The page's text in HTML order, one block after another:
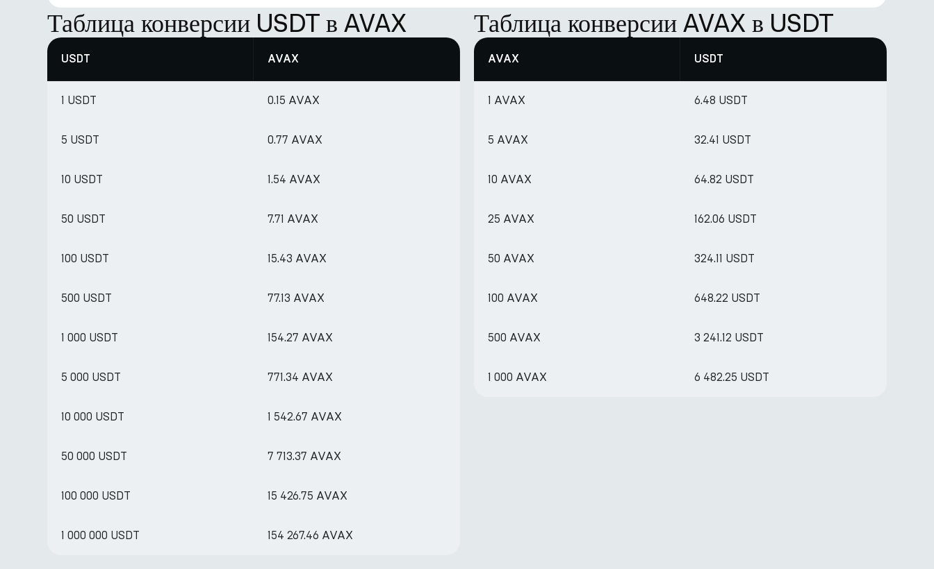
Таблица конверсии USDT в AVAX
USDT AVAX
1 USDT 0.15 AVAX
5 USDT 0.77 AVAX
10 USDT 1.54 AVAX
50 USDT 7.71 AVAX
100 USDT 15.43 AVAX
500 USDT 77.13 AVAX
1 000 USDT 154.27 AVAX
5 000 USDT 771.34 AVAX
10 000 USDT 1 542.67 AVAX
50 000 USDT 7 713.37 AVAX
100 000 USDT 15 426.75 AVAX
1 000 000 USDT 154 267.46 AVAX
Таблица конверсии AVAX в USDT
AVAX USDT
1 AVAX 6.48 USDT
5 AVAX 32.41 USDT
10 AVAX 64.82 USDT
25 AVAX 162.06 USDT
50 AVAX 324.11 USDT
100 AVAX 648.22 USDT
500 AVAX 3 241.12 USDT
1 000 AVAX 6 482.25 USDT